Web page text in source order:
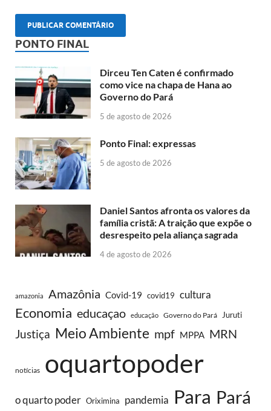
PONTO FINAL
Dirceu Ten Caten é confirmado
como vice na chapa de Hana ao
Governo do Pará
5 de agosto de 2026
Ponto Final: expressas
5 de agosto de 2026
Daniel Santos afronta os valores da
família cristã: A traição que expõe o
desrespeito pela aliança sagrada
4 de agosto de 2026
amazonia Amazônia Covid-19 covid19 cultura
Economia educaçao educação Governo do Pará Juruti
Justiça Meio Ambiente mpf MPPA MRN
notícias oquartopoder
o quarto poder Oriximina pandemia Para Pará